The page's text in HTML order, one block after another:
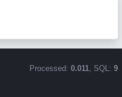
Processed: 0.011, SQL: 9